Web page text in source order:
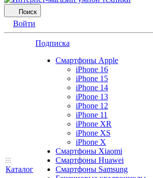
Поиск
Войти
Каталог
Подписка
Смартфоны Apple
iPhone 16
iPhone 15
iPhone 14
iPhone 13
iPhone 12
iPhone 11
iPhone XR
iPhone XS
iPhone X
Смартфоны Xiaomi
Смартфоны Huawei
Смартфоны Samsung